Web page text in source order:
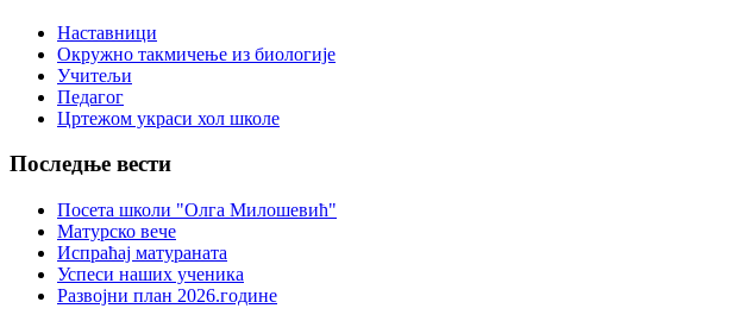
Наставници
Окружно такмичење из биологије
Учитељи
Педагог
Цртежом украси хол школе
Последње вести
Посета школи "Олга Милошевић"
Матурско вече
Испраћај матураната
Успеси наших ученика
Развојни план 2026.године